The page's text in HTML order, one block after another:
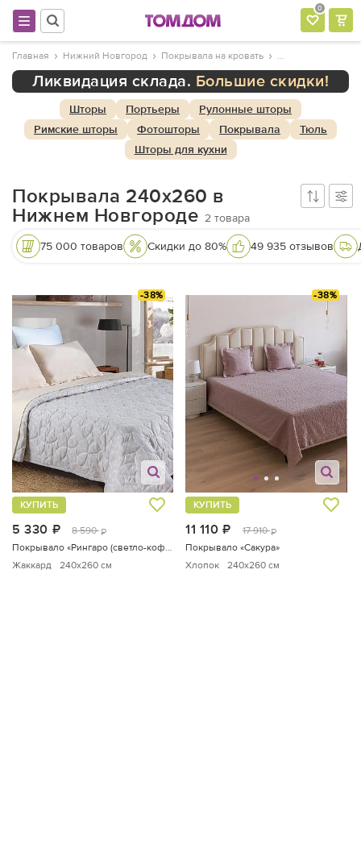
0
Главная Нижний Новгород Покрывала на кровать
Ликвидация склада. Большие скидки!
Шторы Портьеры
Рулонные шторы
Римские шторы
Фотошторы Покрывала
Тюль
Шторы для кухни
Покрывала 240х260 в
Нижнем Новгороде 2товара
75 000 товаров Скидки до 80% 49 935 отзывов
-38%
5 330 руб.
8 590 руб.
КУПИТЬ
Жаккард
240x260 см
-38%
11 110 руб.
17 910
КУПИТЬ
Покрывало «Сакура»
Хлопок
240x260 см